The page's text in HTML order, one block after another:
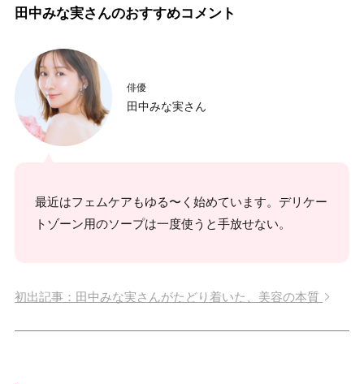
田中みな実さんのおすすめコメント
俳優
田中みな実さん
最近はフェムケアもゆる〜く始めています。デリケー
トゾーン用のソープは一度使うと手放せない。
初出記事：田中みな実さんがたどり着いた、美容の本質